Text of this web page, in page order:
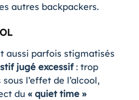
autres backpackers.
aussi parfois stigmatisés
jugé excessif: trop
l’effet de l’alcool,
du « quiet time »